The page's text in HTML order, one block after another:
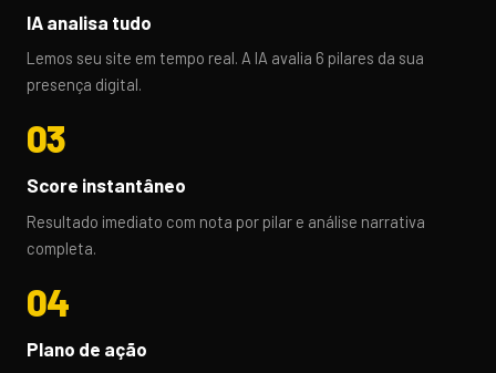
IA analisa tudo
Lemos seu site em tempo real. A IA avalia 6 pilares da sua
presença digital.
03
Score instantâneo
Resultado imediato com nota por pilar e análise narrativa
completa.
04
Plano de ação